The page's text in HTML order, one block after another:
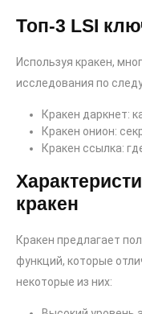
Топ-3 LSI
Используя кракен,
исследования по
Кракен даркнет:
Кракен онион:
Кракен ссылка:
кракен
Кракен предлагает
функций, которые
некоторые из них: